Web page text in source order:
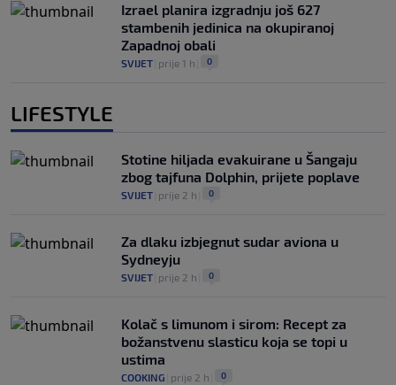
Izrael planira izgradnju još 627
stambenih jedinica na okupiranoj
Zapadnoj obali
SVIJET prije 1 h 0
LIFESTYLE
Stotine hiljada evakuirane u Šangaju
zbog tajfuna Dolphin, prijete poplave
SVIJET prije 2 h 0
Za dlaku izbjegnut sudar aviona u
Sydneyju
SVIJET prije 2 h 0
Kolač s limunom i sirom: Recept za
božanstvenu slasticu koja se topi u
ustima
COOKING prije 2 h 0